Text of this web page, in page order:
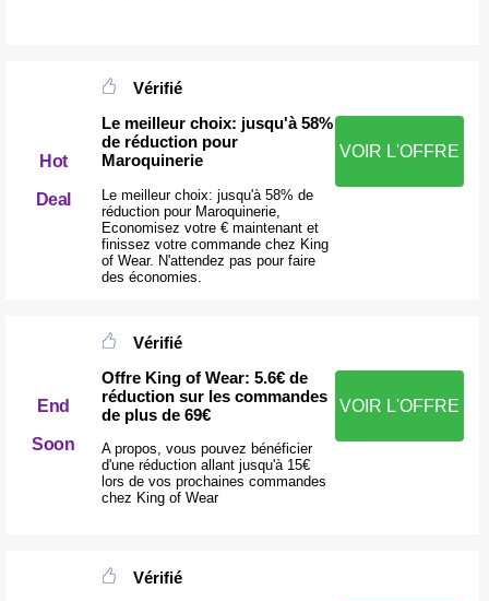
Hot
Deal
Vérifié
Le meilleur choix: jusqu'à 58%
de réduction pour
Maroquinerie
Le meilleur choix: jusqu'à 58% de
réduction pour Maroquinerie,
Economisez votre € maintenant et
finissez votre commande chez King
of Wear. N'attendez pas pour faire
des économies.
VOIR L'OFFRE
End
Soon
Vérifié
Offre King of Wear: 5.6€ de
réduction sur les commandes
de plus de 69€
A propos, vous pouvez bénéficier
d'une réduction allant jusqu'à 15€
lors de vos prochaines commandes
chez King of Wear
VOIR L'OFFRE
Vérifié